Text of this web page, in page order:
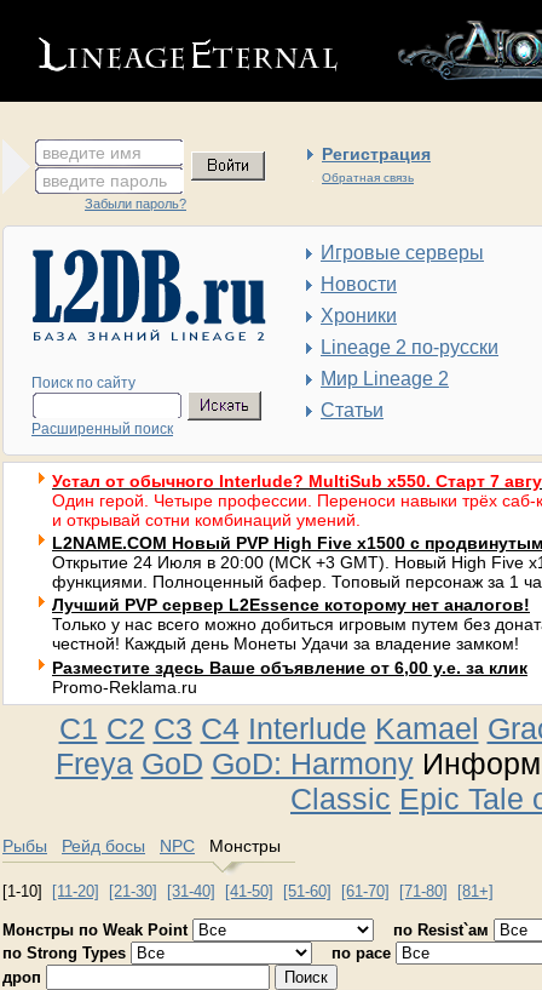
введите имя Регистрация
Обратная связь
введите пароль
Забыли пароль?
Поиск по сайту
Расширенный поиск
Игровые серверы
Новости
Хроники
Lineage 2 по-русски
Мир Lineage 2
Статьи
Устал от обычного Interlude? MultiSub x550. Старт 7
Один герой. Четыре профессии. Переноси навыки трёх саб-
и открывай сотни комбинаций умений.
L2NAME.COM Новый PVP High Five x1500 с
Открытие 24 Июля в 20:00 (МСК +3 GMT). Новый High Five
функциями. Полноценный бафер. Топовый персонаж за 1
Лучший PVP сервер L2Essence которому нет аналогов!
Только у нас всего можно добиться игровым путем без
честной! Каждый день Монеты Удачи за владение замком!
Разместите здесь Ваше объявление от 6,00 у.е. за клик
Promo-Reklama.ru
C1 C2 C3 C4 Interlude Kamael
Freya GoD GoD: Harmony
Classic Epic Tale
Рыбы Рейд босы NPC Монстры
[1-10] [11-20] [21-30] [31-40] [41-50] [51-60] [61-70] [71-80] [81+]
Монстры по Weak Point
по Resist`ам
по Strong Types
по расе
дроп